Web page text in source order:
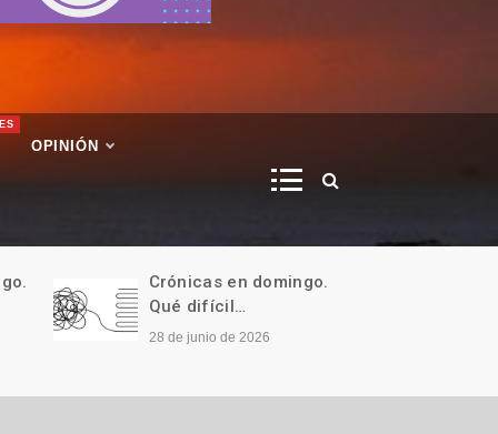
OPINIÓN
Crónicas en domingo.
Qué difícil…
28 de junio de 2026